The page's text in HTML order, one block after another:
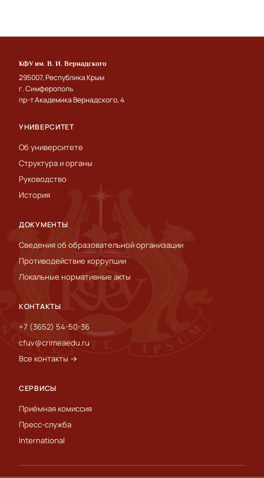
КФУ им. В. И. Вернадского
295007, Республика Крым
г. Симферополь
пр-т Академика Вернадского, 4
УНИВЕРСИТЕТ
Об университете
Структура и органы
Руководство
История
ДОКУМЕНТЫ
Сведения об образовательной организации
Противодействие коррупции
Локальные нормативные акты
КОНТАКТЫ
+7 (3652) 54-50-36
cfuv@crimeaedu.ru
Все контакты →
СЕРВИСЫ
Приёмная комиссия
Пресс-служба
International